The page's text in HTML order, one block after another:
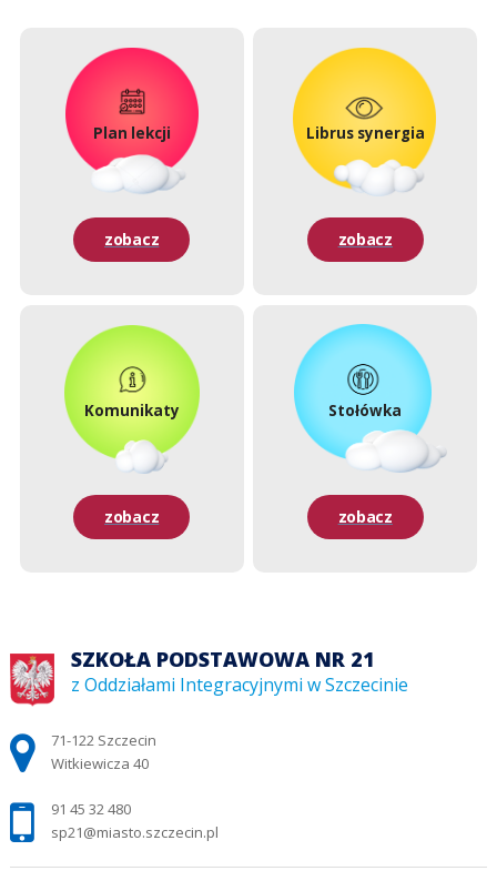
Plan lekcji
zobacz
Librus synergia
zobacz
Komunikaty
zobacz
Stołówka
zobacz
SZKOŁA PODSTAWOWA NR 21
z Oddziałami Integracyjnymi w Szczecinie
Adres pocztowy:
71-122 Szczecin
Witkiewicza 40
91 45 32 480
sp21@miasto.szczecin.pl